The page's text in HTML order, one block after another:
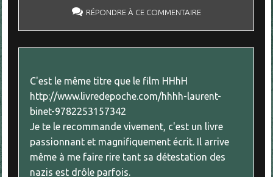
RÉPONDRE À CE COMMENTAIRE
C'est le même titre que le film HHhH
http://www.livredepoche.com/hhhh-laurent-
binet-9782253157342
Je te le recommande vivement, c'est un livre
passionnant et magnifiquement écrit. Il arrive
même à me faire rire tant sa détestation des
nazis est drôle parfois.